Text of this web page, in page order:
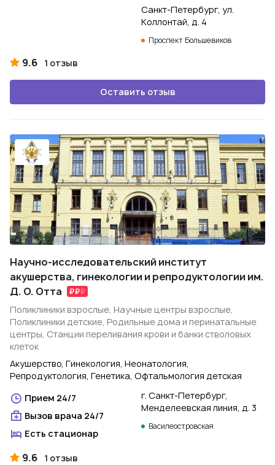
Санкт-Петербург, ул.
Коллонтай, д. 4
Проспект Большевиков
9.6 1 отзыв
Оставить отзыв
Научно-исследовательский институт
акушерства, гинекологии и репродуктологии им.
Д. О. Отта
Поликлиники взрослые, Научные центры взрослые,
Поликлиники детские, Родильные дома и перинатальные
центры, Станции переливания крови и банки стволовых
клеток
Акушерство, Гинекология, Неонатология,
Репродуктология, Генетика, Офтальмология детская
Прием 24/7
Вызов врача 24/7
Есть стационар
г. Санкт-Петербург,
Менделеевская линия, д. 3
Василеостровская
9.6 1 отзыв